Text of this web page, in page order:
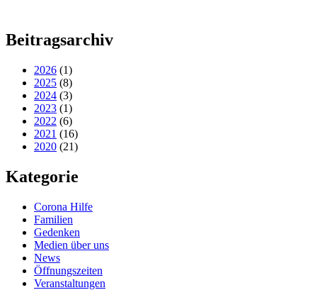
Beitragsarchiv
2026 (1)
2025 (8)
2024 (3)
2023 (1)
2022 (6)
2021 (16)
2020 (21)
Kategorie
Corona Hilfe
Familien
Gedenken
Medien über uns
News
Öffnungszeiten
Veranstaltungen